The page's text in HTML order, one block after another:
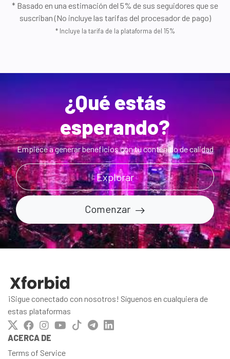
* Basado en una estimación del 5% de sus seguidores que se
suscriban (No incluye las tarifas del procesador de pago)
* Incluye la tarifa de la plataforma del 15%
¿Qué estás
esperando?
Empiece a generar beneficios con tu contenido de calidad
Explorar
Comenzar
¡Sigue conectado con nosotros! Síguenos en cualquiera de
estas plataformas
ACERCA DE
Terms of Service